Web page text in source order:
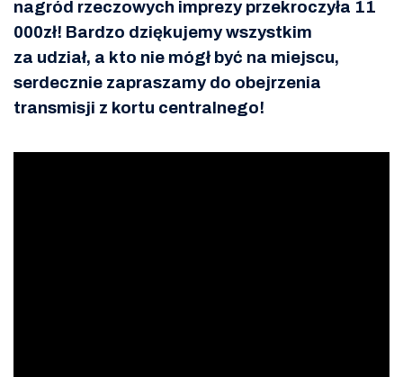
nagród rzeczowych imprezy przekroczyła 11
000zł! Bardzo dziękujemy wszystkim
za udział, a kto nie mógł być na miejscu,
serdecznie zapraszamy do obejrzenia
transmisji z kortu centralnego!